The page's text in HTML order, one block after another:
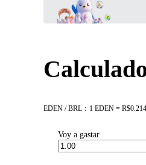
EDEN / BRL：1 EDEN =
Voy a gastar